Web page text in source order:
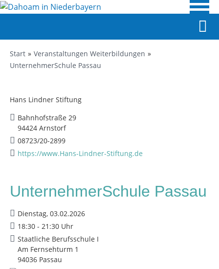
Start
Veranstaltungen Weiterbildungen
UnternehmerSchule Passau
Hans Lindner Stiftung
Bahnhofstraße 29
94424 Arnstorf
08723/20-2899
https://www.Hans-Lindner-Stiftung.de
UnternehmerSchule Passau
Dienstag, 03.02.2026
18:30 - 21:30 Uhr
Staatliche Berufsschule I
Am Fernsehturm 1
94036 Passau